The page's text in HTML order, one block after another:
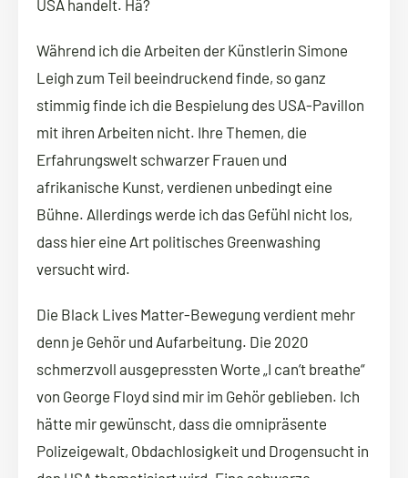
USA handelt. Hä?
Während ich die Arbeiten der Künstlerin Simone
Leigh zum Teil beeindruckend finde, so ganz
stimmig finde ich die Bespielung des USA-Pavillon
mit ihren Arbeiten nicht. Ihre Themen, die
Erfahrungswelt schwarzer Frauen und
afrikanische Kunst, verdienen unbedingt eine
Bühne. Allerdings werde ich das Gefühl nicht los,
dass hier eine Art politisches Greenwashing
versucht wird.
Die Black Lives Matter-Bewegung verdient mehr
denn je Gehör und Aufarbeitung. Die 2020
schmerzvoll ausgepressten Worte „I can’t breathe“
von George Floyd sind mir im Gehör geblieben. Ich
hätte mir gewünscht, dass die omnipräsente
Polizeigewalt, Obdachlosigkeit und Drogensucht in